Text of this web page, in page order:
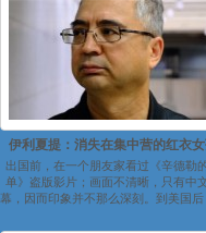
伊利夏提：消失在集中营的红衣
出国前，在一个朋友家看过《辛德勒
单》盗版影片；画面不清晰，只有中
幕，因而印象并不那么深刻。到美国